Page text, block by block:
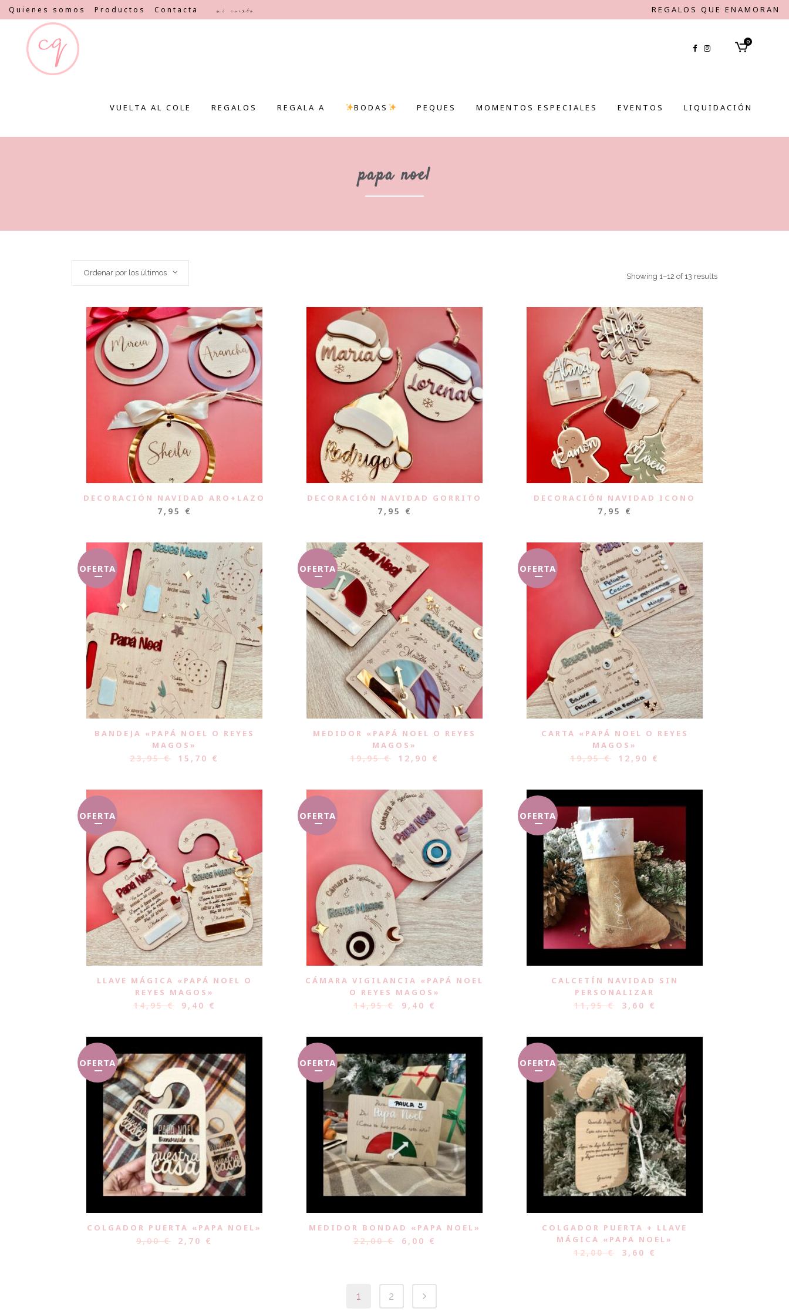
Quienes somos Productos Contacta Mi cuenta REGALOS QUE ENAMORAN
0
VUELTA AL COLE REGALOS REGALA A BODAS PEQUES MOMENTOS ESPECIALES EVENTOS LIQUIDACIÓN
papa noel
Showing 1–12 of 13 results
Ordenar por los últimos
DECORACIÓN NAVIDAD ARO+LAZO
7,95 €
DECORACIÓN NAVIDAD GORRITO
7,95 €
DECORACIÓN NAVIDAD ICONO
7,95 €
OFERTA
BANDEJA «PAPÁ NOEL O REYES
MAGOS»
23,95€ 15,70 €
OFERTA
MEDIDOR «PAPÁ NOEL O REYES
MAGOS»
19,95€ 12,90 €
OFERTA
CARTA «PAPÁ NOEL O REYES
MAGOS»
19,95€ 12,90 €
OFERTA
LLAVE MÁGICA «PAPÁ NOEL O
REYES MAGOS»
14,95€ 9,40 €
OFERTA
CÁMARA VIGILANCIA «PAPÁ NOEL
O REYES MAGOS»
14,95€ 9,40 €
OFERTA
CALCETÍN NAVIDAD SIN
PERSONALIZAR
11,95€ 3,60 €
OFERTA
COLGADOR PUERTA «PAPA NOEL»
9,00€ 2,70 €
OFERTA
MEDIDOR BONDAD «PAPA NOEL»
22,00€ 6,00 €
OFERTA
COLGADOR PUERTA + LLAVE
MÁGICA «PAPA NOEL»
12,00€ 3,60 €
1 2